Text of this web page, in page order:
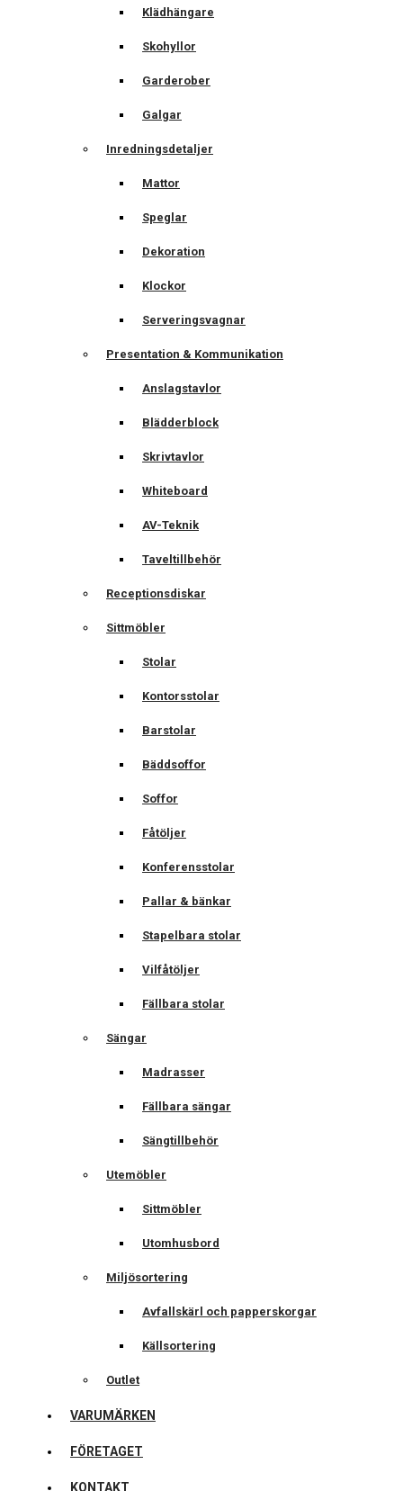
Klädhängare
Skohyllor
Garderober
Galgar
Inredningsdetaljer
Mattor
Speglar
Dekoration
Klockor
Serveringsvagnar
Presentation & Kommunikation
Anslagstavlor
Blädderblock
Skrivtavlor
Whiteboard
AV-Teknik
Taveltillbehör
Receptionsdiskar
Sittmöbler
Stolar
Kontorsstolar
Barstolar
Bäddsoffor
Soffor
Fåtöljer
Konferensstolar
Pallar & bänkar
Stapelbara stolar
Vilfåtöljer
Fällbara stolar
Sängar
Madrasser
Fällbara sängar
Sängtillbehör
Utemöbler
Sittmöbler
Utomhusbord
Miljösortering
Avfallskärl och papperskorgar
Källsortering
Outlet
VARUMÄRKEN
FÖRETAGET
KONTAKT